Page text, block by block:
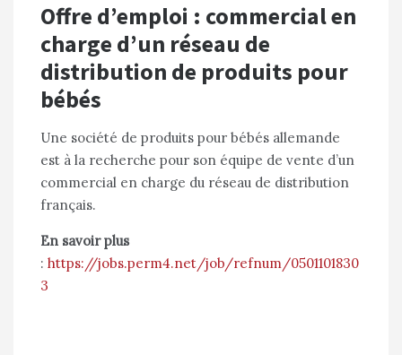
Offre d’emploi : commercial en
charge d’un réseau de
distribution de produits pour
bébés
Une société de produits pour bébés allemande
est à la recherche pour son équipe de vente d’un
commercial en charge du réseau de distribution
français.
En savoir plus
: https://jobs.perm4.net/job/refnum/0501101830
3